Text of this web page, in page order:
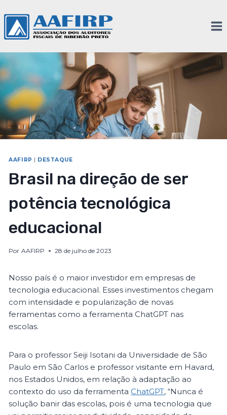
AAFIRP DESTAQUE
Brasil na direção de ser
potência tecnológica
educacional
Por AAFIRP 28 de julho de 2023
Nosso país é o maior investidor em empresas de
tecnologia educacional. Esses investimentos chegam
com intensidade e popularização de novas
ferramentas como a ferramenta ChatGPT nas
escolas.
Para o professor Seiji Isotani da Universidade de São
Paulo em São Carlos e professor visitante em Havard,
nos Estados Unidos, em relação à adaptação ao
contexto do uso da ferramenta ChatGPT, “Nunca é
solução banir das escolas, pois é uma tecnologia que